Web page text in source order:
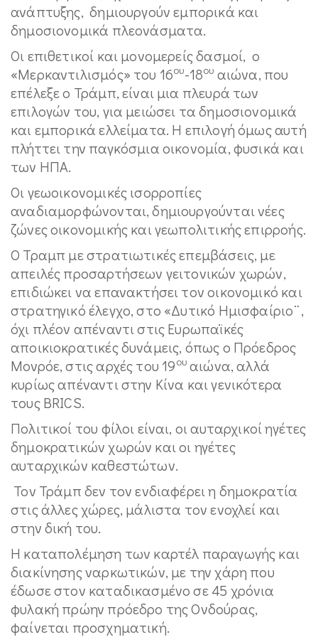
ανάπτυξης, δημιουργούν εμπορικά και
δημοσιονομικά πλεονάσματα.
Οι επιθετικοί και μονομερείς δασμοί, ο
«Μερκαντιλισμός» του 16ου-18ου αιώνα, που
επέλεξε ο Τράμπ, είναι μια πλευρά των
επιλογών του, για μειώσει τα δημοσιονομικά
και εμπορικά ελλείματα. Η επιλογή όμως αυτή
πλήττει την παγκόσμια οικονομία, φυσικά και
των ΗΠΑ.
Οι γεωοικονομικές ισορροπίες
αναδιαμορφώνονται, δημιουργούνται νέες
ζώνες οικονομικής και γεωπολιτικής επιρροής.
Ο Τραμπ με στρατιωτικές επεμβάσεις, με
απειλές προσαρτήσεων γειτονικών χωρών,
επιδιώκει να επανακτήσει τον οικονομικό και
στρατηγικό έλεγχο, στο «Δυτικό Ημισφαίριο¨,
όχι πλέον απέναντι στις Ευρωπαϊκές
αποικιοκρατικές δυνάμεις, όπως ο Πρόεδρος
Μονρόε, στις αρχές του 19ουαιώνα, αλλά
κυρίως απέναντι στην Κίνα και γενικότερα
τους BRICS.
Πολιτικοί του φίλοι είναι, οι αυταρχικοί ηγέτες
δημοκρατικών χωρών και οι ηγέτες
αυταρχικών καθεστώτων.
Τον Τράμπ δεν τον ενδιαφέρει η δημοκρατία
στις άλλες χώρες, μάλιστα τον ενοχλεί και
στην δική του.
Η καταπολέμηση των καρτέλ παραγωγής και
διακίνησης ναρκωτικών, με την χάρη που
έδωσε στον καταδικασμένο σε 45 χρόνια
φυλακή πρώην πρόεδρο της Ονδούρας,
φαίνεται προσχηματική.